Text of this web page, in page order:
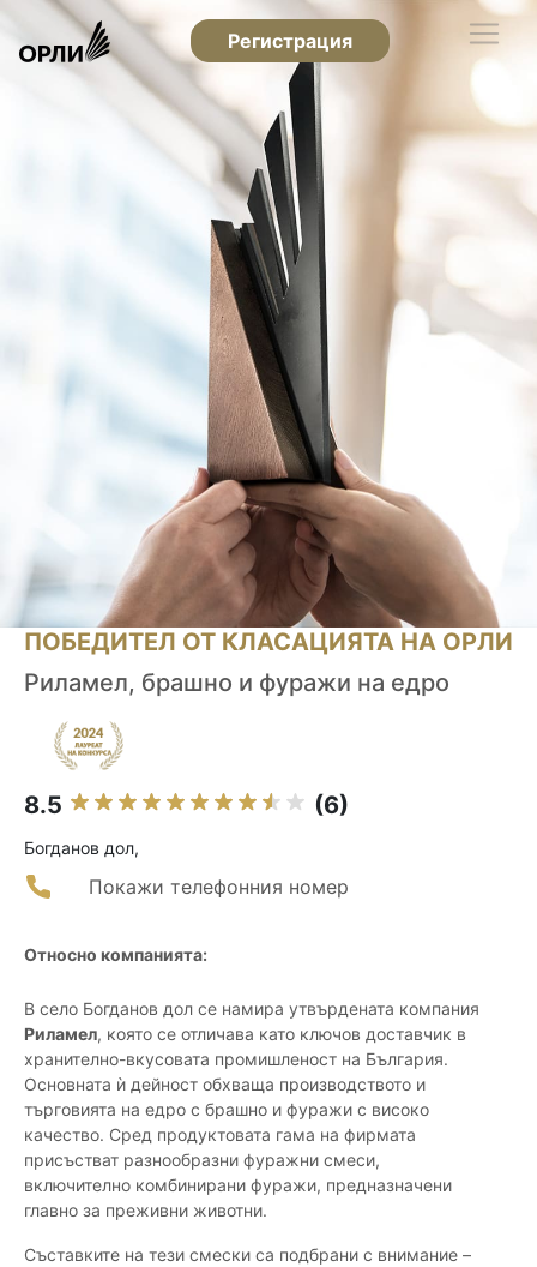
Регистрация
ПОБЕДИТЕЛ ОТ КЛАСАЦИЯТА НА ОРЛИ
Риламел, брашно и фуражи на едро
8.5 (6)
Богданов дол,
Покажи телефонния номер
Относно компанията:
В село Богданов дол се намира утвърдената компания
Риламел, която се отличава като ключов доставчик в
хранително-вкусовата промишленост на България.
Основната ѝ дейност обхваща производството и
търговията на едро с брашно и фуражи с високо
качество. Сред продуктовата гама на фирмата
присъстват разнообразни фуражни смеси,
включително комбинирани фуражи, предназначени
главно за преживни животни.
Съставките на тези смески са подбрани с внимание –